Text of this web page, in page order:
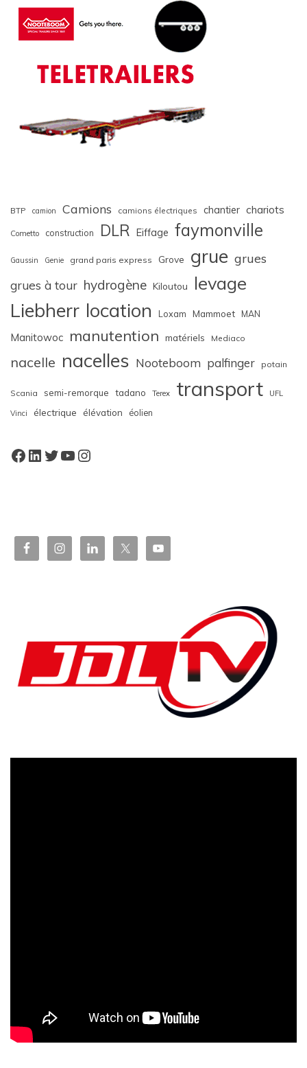
BTP camion Camions camions électriques chantier chariots
Cometto construction DLR Eiffage faymonville
Gaussin Genie grand paris express Grove grue grues
grues à tour hydrogène Kiloutou levage
Liebherr location Loxam Mammoet MAN
Manitowoc manutention matériels Mediaco
nacelle nacelles Nooteboom palfinger potain
Scania semi-remorque tadano Terex transport UFL
Vinci électrique élévation éolien
Facebook
LinkedIn
Twitter
YouTube
Instagram